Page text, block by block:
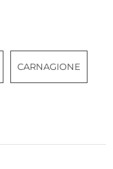
CARNAGIONE